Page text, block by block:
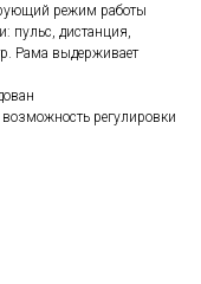
режим работы
пульс, дистанция,
Рама выдерживает
регулировки